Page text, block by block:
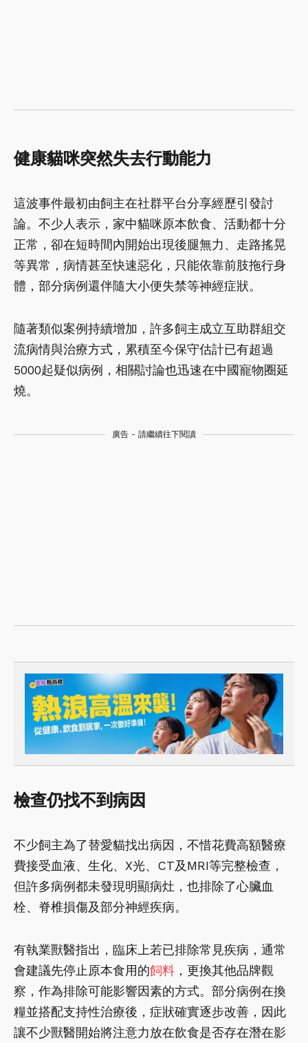
健康貓咪突然失去行動能力
這波事件最初由飼主在社群平台分享經歷引發討
論。不少人表示，家中貓咪原本飲食、活動都十分
正常，卻在短時間內開始出現後腿無力、走路搖晃
等異常，病情甚至快速惡化，只能依靠前肢拖行身
體，部分病例還伴隨大小便失禁等神經症狀。
隨著類似案例持續增加，許多飼主成立互助群組交
流病情與治療方式，累積至今保守估計已有超過
5000起疑似病例，相關討論也迅速在中國寵物圈延
燒。
廣告 - 請繼續往下閱讀
檢查仍找不到病因
不少飼主為了替愛貓找出病因，不惜花費高額醫療
費接受血液、生化、X光、CT及MRI等完整檢查，
但許多病例都未發現明顯病灶，也排除了心臟血
栓、脊椎損傷及部分神經疾病。
有執業獸醫指出，臨床上若已排除常見疾病，通常
會建議先停止原本食用的飼料 ，更換其他品牌觀
察，作為排除可能影響因素的方式。部分病例在換
糧並搭配支持性治療後，症狀確實逐步改善，因此
讓不少獸醫開始將注意力放在飲食是否存在潛在影